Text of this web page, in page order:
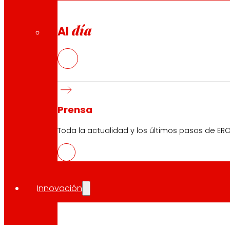
Al día
Prensa
Toda la actualidad y los últimos pasos de
Innovación